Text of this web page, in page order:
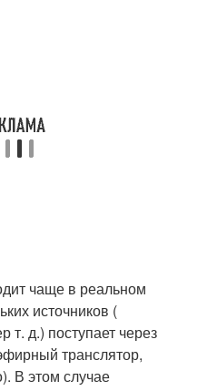
чаще в реальном
источников (
т. д.) поступает через
транслятор,
В этом случае